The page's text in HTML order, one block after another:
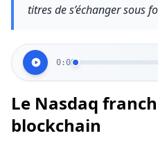
titres de s’échanger sous
0:00
Le Nasdaq
blockchain